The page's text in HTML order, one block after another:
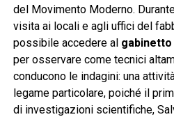
del Movimento Moderno.
visita ai locali e agli uffici del
possibile accedere al
per osservare come tecnici
conducono le indagini: una
legame particolare, poiché il
di investigazioni scientifiche,